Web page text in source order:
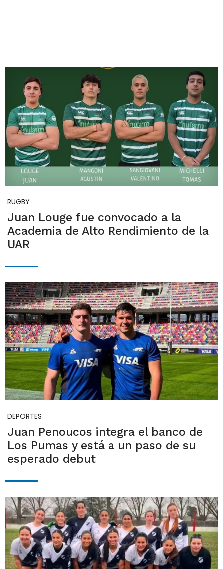
RUGBY
Juan Louge fue convocado a la
Academia de Alto Rendimiento de la
UAR
DEPORTES
Juan Penoucos integra el banco de
Los Pumas y está a un paso de su
esperado debut